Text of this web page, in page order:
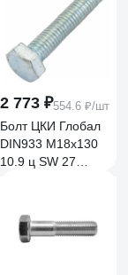
2 773 ₽554.6 ₽/шт
Болт ЦКИ Глобал
DIN933 М18х130
10.9 ц SW 27